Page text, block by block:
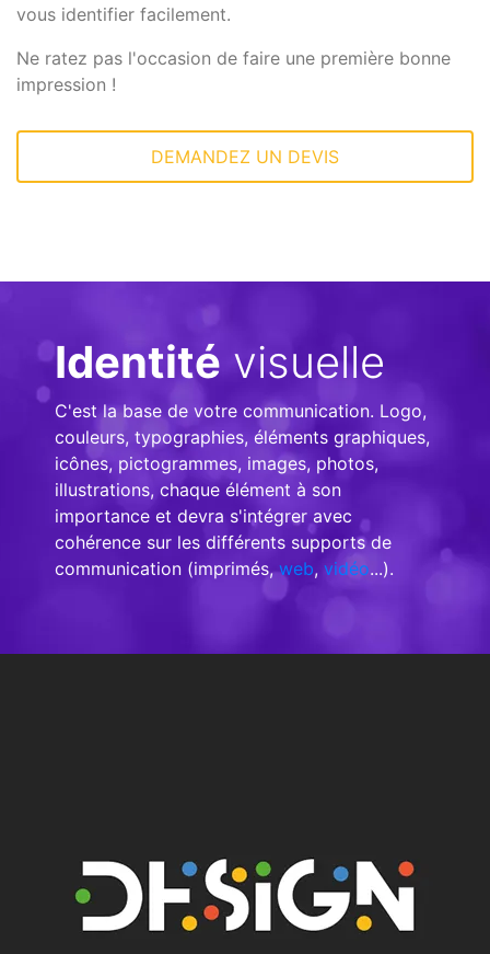
vous identifier facilement.
Ne ratez pas l'occasion de faire une première bonne
impression !
DEMANDEZ UN DEVIS
Identité visuelle
C'est la base de votre communication. Logo,
couleurs, typographies, éléments graphiques,
icônes, pictogrammes, images, photos,
illustrations, chaque élément à son
importance et devra s'intégrer avec
cohérence sur les différents supports de
communication (imprimés,web, vidéo...).